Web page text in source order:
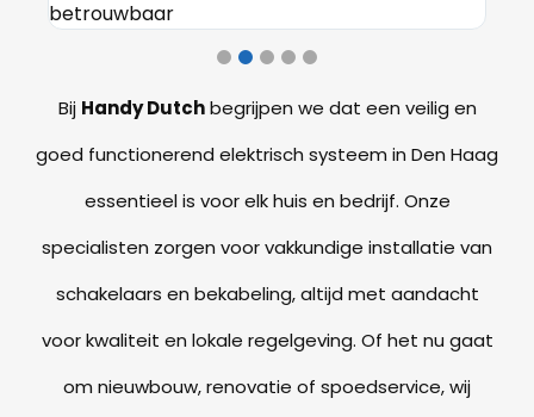
Bij Handy Dutchbegrijpen we dat een veilig en
goed functionerend elektrisch systeem in Den Haag
essentieel is voor elk huis en bedrijf. Onze
specialisten zorgen voor vakkundige installatie van
schakelaars en bekabeling, altijd met aandacht
voor kwaliteit en lokale regelgeving. Of het nu gaat
om nieuwbouw, renovatie of spoedservice, wij